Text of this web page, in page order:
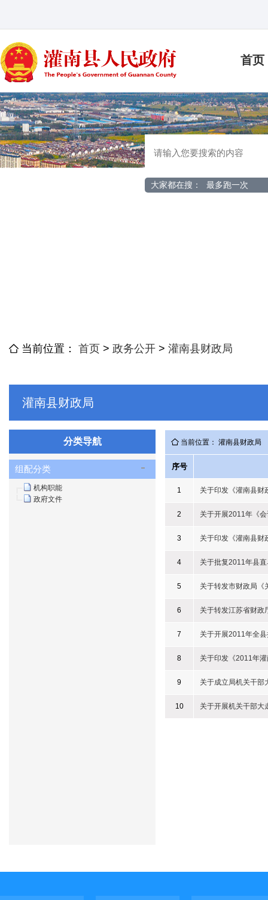
首页
大家都在搜： 最多跑一次
当前位置： 首页 > 政务公开 > 灌南县财政局
灌南县财政局
分类导航
组配分类
机构职能
政府文件
当前位置： 灌南县财政局
序号
1 关于印发《灌南县财
2 关于开展2011年《
3 关于印发《灌南县财
4 关于批复2011年县
5 关于转发市财政局《
6 关于转发江苏省财政
7 关于开展2011年全
8 关于印发《2011年
9 关于成立局机关干部
10 关于开展机关干部大